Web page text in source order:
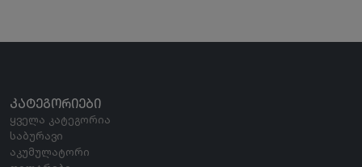
ᲙᲐᲢᲔᲒᲝᲠᲘᲔᲑᲘ
ყველა კატეგორია
საბურავი
აკუმულატორი